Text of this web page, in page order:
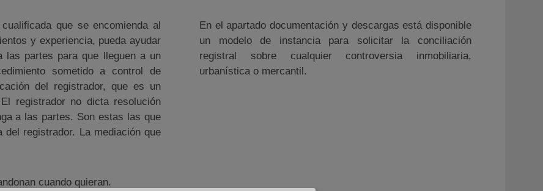
que se encomienda al
y experiencia, pueda ayudar
las partes para que lleguen a un
sometido a control de
del registrador, que es un
registrador no dicta resolución
a las partes. Son estas las que
registrador. La mediación que
cuando quieran.
En el apartado documentación y descargas está disponible
un modelo de instancia para solicitar la conciliación
registral sobre cualquier controversia inmobiliaria,
urbanística o mercantil.